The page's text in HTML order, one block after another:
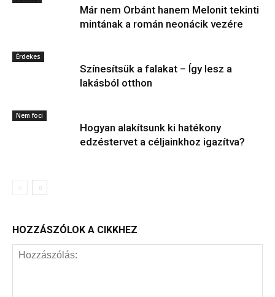
Már nem Orbánt hanem Melonit tekinti
mintának a román neonácik vezére
Érdekes
Színesítsük a falakat – Így lesz a
lakásból otthon
Nem foci
Hogyan alakítsunk ki hatékony
edzéstervet a céljainkhoz igazítva?
HOZZÁSZÓLOK A CIKKHEZ